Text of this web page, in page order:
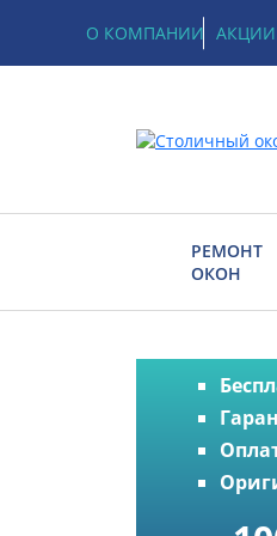
О КОМПАНИИ АКЦИИ
РЕМОНТ
ОКОН
Ремонт
Ремонт
Ремонт